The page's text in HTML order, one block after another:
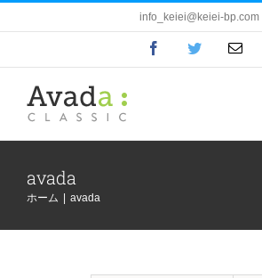
to
info_keiei@keiei-bp.com
FacebookTwitter電
avada
ホーム | avada